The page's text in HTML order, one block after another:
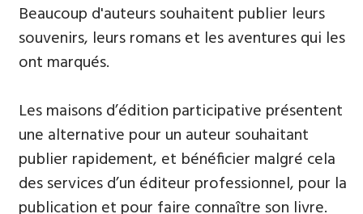
Beaucoup d'auteurs souhaitent publier leurs
souvenirs, leurs ​romans et les aventures qui les
ont marqués.
Les maisons d’édition participative présentent
une alternative pour un auteur souhaitant
publier rapidement, et bénéficier malgré cela
des services d’un éditeur professionnel, pour la
publication et pour faire connaître son livre.